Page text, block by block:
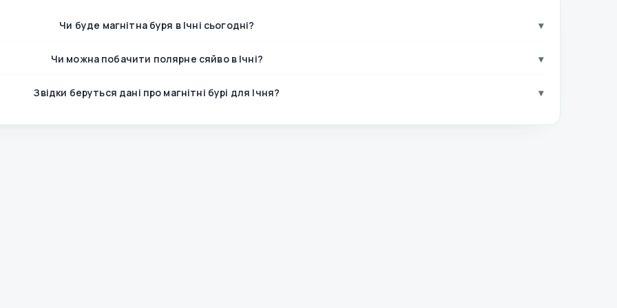
Чи буде магнітна буря в Ічні сьогодні? ▾
Чи можна побачити полярне сяйво в Ічні? ▾
Звідки беруться дані про магнітні бурі для Ічня? ▾